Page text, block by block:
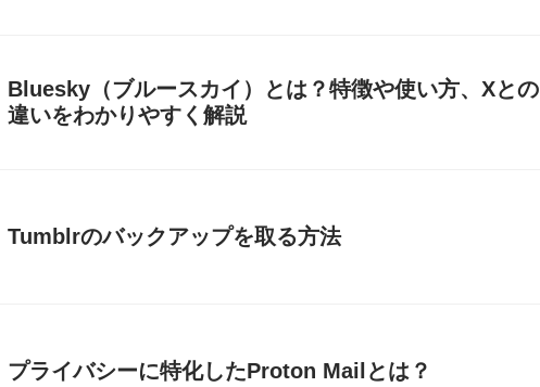
Bluesky（ブルースカイ）とは？特徴や使い方、Xとの
違いをわかりやすく解説
Tumblrのバックアップを取る方法
プライバシーに特化したProton Mailとは？